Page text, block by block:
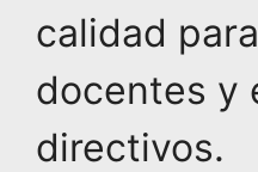
calidad
docentes y
directivos.